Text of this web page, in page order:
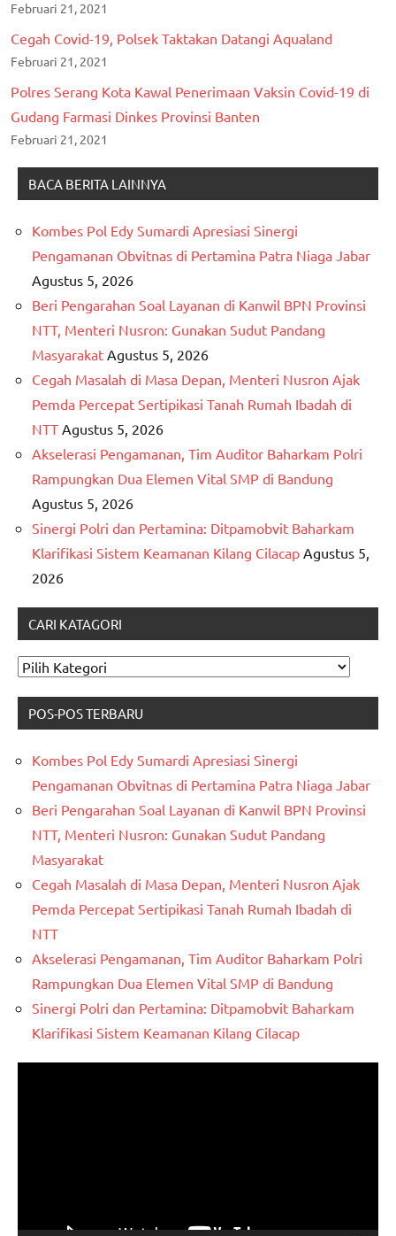
Februari 21, 2021
Cegah Covid-19, Polsek Taktakan Datangi Aqualand
Februari 21, 2021
Polres Serang Kota Kawal Penerimaan Vaksin Covid-19 di
Gudang Farmasi Dinkes Provinsi Banten
Februari 21, 2021
BACA BERITA LAINNYA
Kombes Pol Edy Sumardi Apresiasi Sinergi
Pengamanan Obvitnas di Pertamina Patra Niaga Jabar
Agustus 5, 2026
Beri Pengarahan Soal Layanan di Kanwil BPN Provinsi
NTT, Menteri Nusron: Gunakan Sudut Pandang
Masyarakat Agustus 5, 2026
Cegah Masalah di Masa Depan, Menteri Nusron Ajak
Pemda Percepat Sertipikasi Tanah Rumah Ibadah di
NTT Agustus 5, 2026
Akselerasi Pengamanan, Tim Auditor Baharkam Polri
Rampungkan Dua Elemen Vital SMP di Bandung
Agustus 5, 2026
Sinergi Polri dan Pertamina: Ditpamobvit Baharkam
Klarifikasi Sistem Keamanan Kilang Cilacap Agustus 5,
2026
CARI KATAGORI
CARI
POS-POS TERBARU
Kombes Pol Edy Sumardi Apresiasi Sinergi
Pengamanan Obvitnas di Pertamina Patra Niaga Jabar
Beri Pengarahan Soal Layanan di Kanwil BPN Provinsi
NTT, Menteri Nusron: Gunakan Sudut Pandang
Masyarakat
Cegah Masalah di Masa Depan, Menteri Nusron Ajak
Pemda Percepat Sertipikasi Tanah Rumah Ibadah di
NTT
Akselerasi Pengamanan, Tim Auditor Baharkam Polri
Rampungkan Dua Elemen Vital SMP di Bandung
Sinergi Polri dan Pertamina: Ditpamobvit Baharkam
Klarifikasi Sistem Keamanan Kilang Cilacap